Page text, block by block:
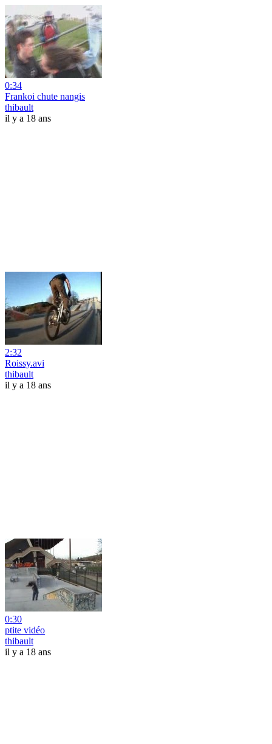
0:34
Frankoi chute nangis
thibault
il y a 18 ans
2:32
Roissy.avi
thibault
il y a 18 ans
0:30
ptite vidéo
thibault
il y a 18 ans